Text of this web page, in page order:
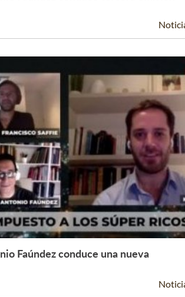
Leer Más +
Faúndez conduce una nueva